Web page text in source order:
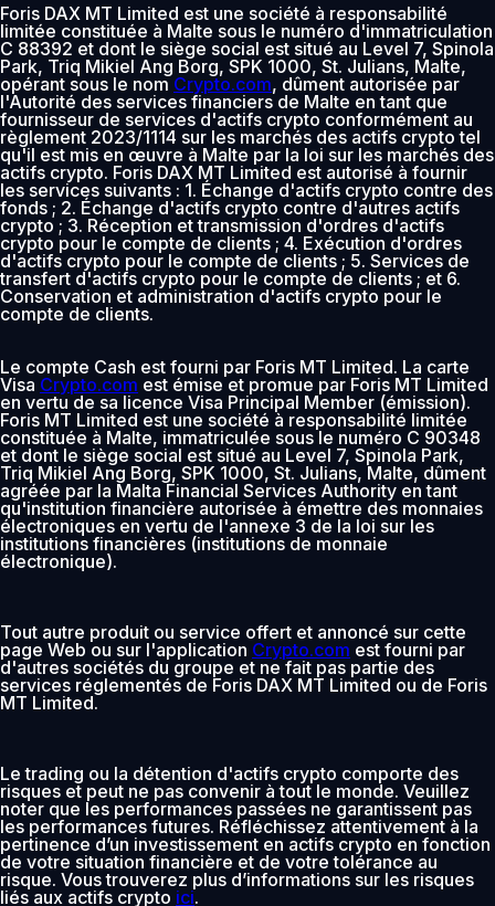
Foris DAX MT Limited est une société à responsabilité
limitée constituée à Malte sous le numéro d'immatriculation
C 88392 et dont le siège social est situé au Level 7, Spinola
Park, Triq Mikiel Ang Borg, SPK 1000, St. Julians, Malte,
opérant sous le nomCrypto.com, dûment autorisée par
l'Autorité des services financiers de Malte en tant que
fournisseur de services d'actifs crypto conformément au
règlement 2023/1114 sur les marchés des actifs crypto tel
qu'il est mis en œuvre à Malte par la loi sur les marchés des
actifs crypto. Foris DAX MT Limited est autorisé à fournir
les services suivants : 1. Échange d'actifs crypto contre des
fonds ; 2. Échange d'actifs crypto contre d'autres actifs
crypto ; 3. Réception et transmission d'ordres d'actifs
crypto pour le compte de clients ; 4. Exécution d'ordres
d'actifs crypto pour le compte de clients ; 5. Services de
transfert d'actifs crypto pour le compte de clients ; et 6.
Conservation et administration d'actifs crypto pour le
compte de clients.
Le compte Cash est fourni par Foris MT Limited. La carte
Visa Crypto.com est émise et promue par Foris MT Limited
en vertu de sa licence Visa Principal Member (émission).
Foris MT Limited est une société à responsabilité limitée
constituée à Malte, immatriculée sous le numéro C 90348
et dont le siège social est situé au Level 7, Spinola Park,
Triq Mikiel Ang Borg, SPK 1000, St. Julians, Malte, dûment
agréée par la Malta Financial Services Authority en tant
qu'institution financière autorisée à émettre des monnaies
électroniques en vertu de l'annexe 3 de la loi sur les
institutions financières (institutions de monnaie
électronique).
Tout autre produit ou service offert et annoncé sur cette
page Web ou sur l'application Crypto.com est fourni par
d'autres sociétés du groupe et ne fait pas partie des
services réglementés de Foris DAX MT Limited ou de Foris
MT Limited.
Le trading ou la détention d'actifs crypto comporte des
risques et peut ne pas convenir à tout le monde. Veuillez
noter que les performances passées ne garantissent pas
les performances futures. Réfléchissez attentivement à la
pertinence d’un investissement en actifs crypto en fonction
de votre situation financière et de votre tolérance au
risque. Vous trouverez plus d’informations sur les risques
liés aux actifs crypto ici.